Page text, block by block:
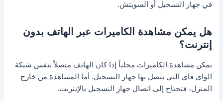
في جهاز التسجيل أو السويتش.
هل يمكن مشاهدة الكاميرات عبر الهاتف بدون
إنترنت؟
يمكن مشاهدة الكاميرات محلياً إذا كان الهاتف متصلاً بنفس شبكة
الواي فاي التي يتصل بها جهاز التسجيل. أما المشاهدة من خارج
المنزل، فتحتاج إلى اتصال جهاز التسجيل بالإنترنت.